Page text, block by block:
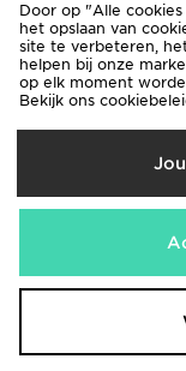
Wij
Bezoek
Door op "Alle
het opslaan van
site te verbeteren,
helpen bij onze
op elk moment
Bekijk ons